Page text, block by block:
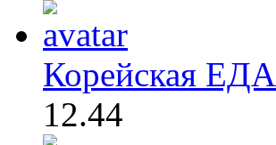
Корейская ЕДА
12.44